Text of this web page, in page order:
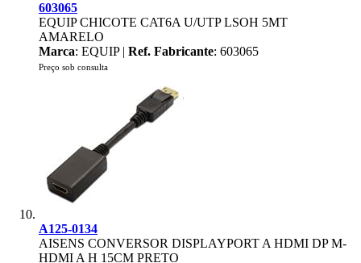
603065
EQUIP CHICOTE CAT6A U/UTP LSOH 5MT
AMARELO
Marca: EQUIP | Ref. Fabricante: 603065
Preço sob consulta
A125-0134
AISENS CONVERSOR DISPLAYPORT A HDMI DP M-
HDMI A H 15CM PRETO